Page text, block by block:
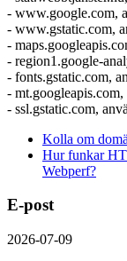
- www.google.com,
- www.gstatic.com,
-
- region1.google-
- fonts.gstatic.com,
-
- ssl.gstatic.com,
Kolla om
Hur funkar
Webperf?
E-post
2026-07-09